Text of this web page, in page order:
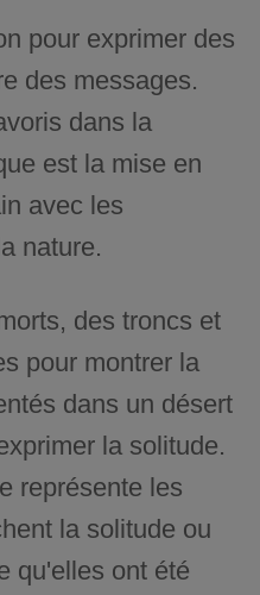
pour exprimer des
des messages.
dans la
est la mise en
avec les
nature.
des troncs et
pour montrer la
dans un désert
la solitude.
représente les
la solitude ou
qu'elles ont été